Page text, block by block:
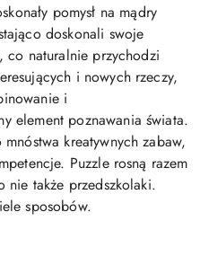
pomysł na mądry
doskonali swoje
co naturalnie przychodzi
i nowych rzeczy,
i
element poznawania świata.
kreatywnych zabaw,
Puzzle rosną razem
także przedszkolaki.
sposobów.